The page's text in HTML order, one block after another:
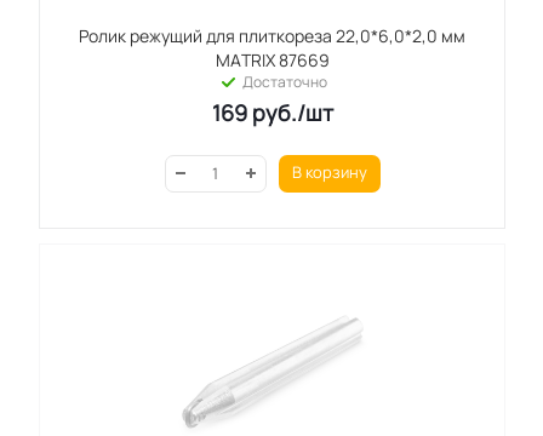
Ролик режущий для плиткореза 22,0*6,0*2,0 мм
МAТRIХ 87669
Достаточно
169руб./шт
В корзину